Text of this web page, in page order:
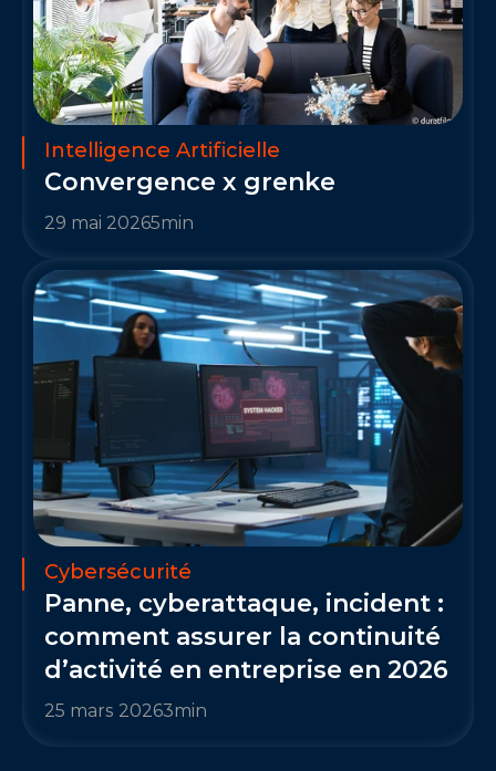
Intelligence Artificielle
Convergence x grenke
29 mai 20265min
Cybersécurité
Panne, cyberattaque, incident :
comment assurer la continuité
d’activité en entreprise en 2026
25 mars 20263min